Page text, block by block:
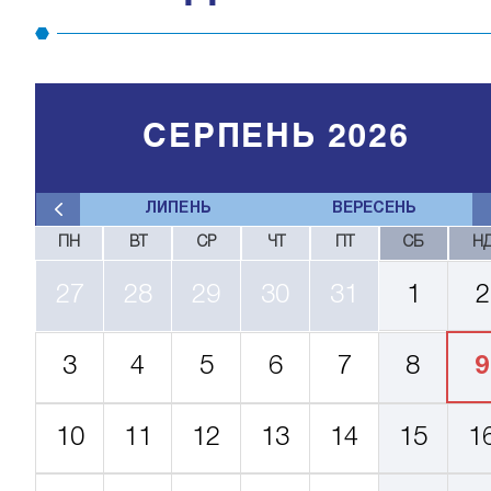
ЛИПЕНЬ ВЕРЕСЕНЬ
СЕРПЕНЬ 2026
ПН ВТ СР ЧТ СБ
27 28 29 30 31 1 2
3 4 5 6 7 8 9
10 11 12 13 14 15